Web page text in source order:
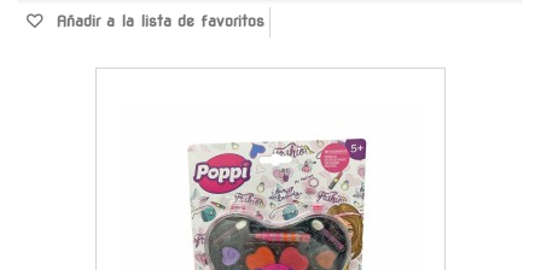
Añadir a la lista de favoritos